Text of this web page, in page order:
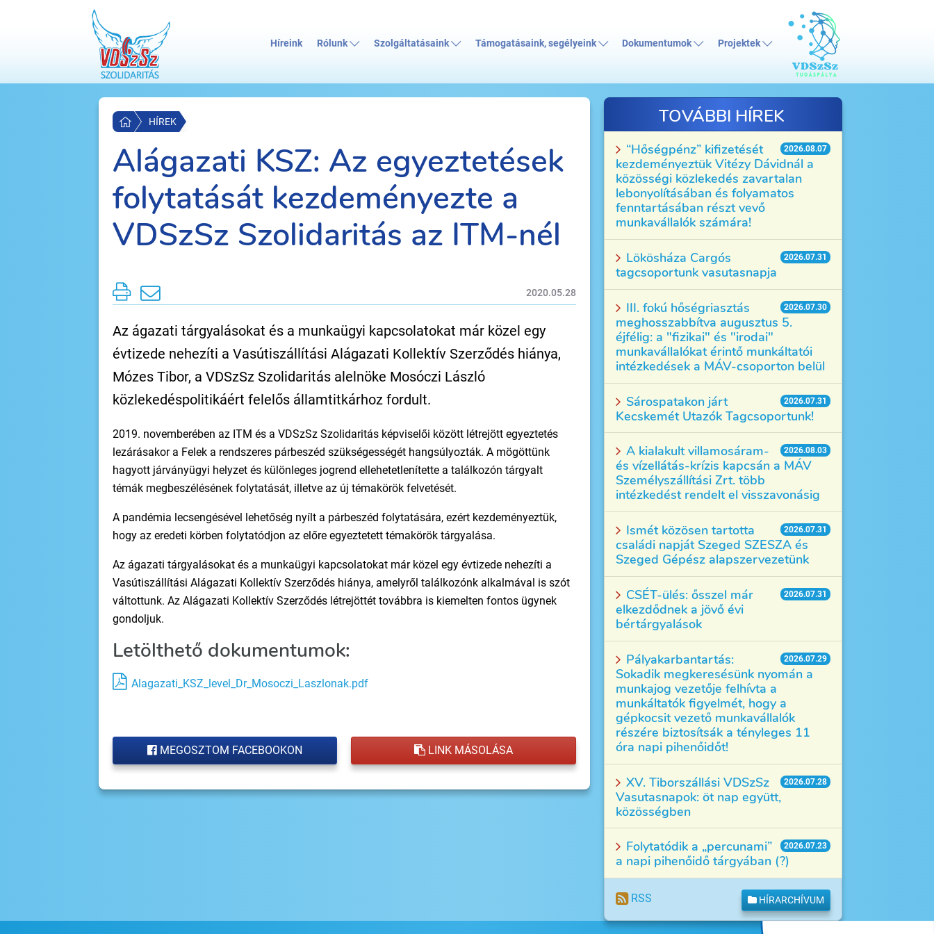
Híreink Rólunk Szolgáltatásaink Támogatásaink, segélyeink Dokumentumok Projektek
HÍREK
Alágazati KSZ: Az egyeztetések
folytatását kezdeményezte a
VDSzSz Szolidaritás az ITM-nél
2020.05.28
Az ágazati tárgyalásokat és a munkaügyi kapcsolatokat már közel egy
évtizede nehezíti a Vasútiszállítási Alágazati Kollektív Szerződés hiánya,
Mózes Tibor, a VDSzSz Szolidaritás alelnöke Mosóczi László
közlekedéspolitikáért felelős államtitkárhoz fordult.
2019. novemberében az ITM és a VDSzSz Szolidaritás képviselői között létrejött egyeztetés
lezárásakor a Felek a rendszeres párbeszéd szükségességét hangsúlyozták. A mögöttünk
hagyott járványügyi helyzet és különleges jogrend ellehetetlenítette a találkozón tárgyalt
témák megbeszélésének folytatását, illetve az új témakörök felvetését.
A pandémia lecsengésével lehetőség nyílt a párbeszéd folytatására, ezért kezdeményeztük,
hogy az eredeti körben folytatódjon az előre egyeztetett témakörök tárgyalása.
Az ágazati tárgyalásokat és a munkaügyi kapcsolatokat már közel egy évtizede nehezíti a
Vasútiszállítási Alágazati Kollektív Szerződés hiánya, amelyről találkozónk alkalmával is szót
váltottunk. Az Alágazati Kollektív Szerződés létrejöttét továbbra is kiemelten fontos ügynek
gondoljuk.
Letölthető dokumentumok:
Alagazati_KSZ_level_Dr_Mosoczi_Laszlonak.pdf
MEGOSZTOM FACEBOOKON LINK MÁSOLÁSA
TOVÁBBI HÍREK
2026.08.07
“Hőségpénz” kifizetését
kezdeményeztük Vitézy Dávidnál a
közösségi közlekedés zavartalan
lebonyolításában és folyamatos
fenntartásában részt vevő
munkavállalók számára!
2026.07.31
Lökösháza Cargós
tagcsoportunk vasutasnapja
2026.07.30
III. fokú hőségriasztás
meghosszabbítva augusztus 5.
éjfélig: a "fizikai" és "irodai"
munkavállalókat érintő munkáltatói
intézkedések a MÁV-csoporton belül
2026.07.31
Sárospatakon járt
Kecskemét Utazók Tagcsoportunk!
2026.08.03
A kialakult villamosáram-
és vízellátás-krízis kapcsán a MÁV
Személyszállítási Zrt. több
intézkedést rendelt el visszavonásig
2026.07.31
Ismét közösen tartotta
családi napját Szeged SZESZA és
Szeged Gépész alapszervezetünk
2026.07.31
CSÉT-ülés: ősszel már
elkezdődnek a jövő évi
bértárgyalások
2026.07.29
Pályakarbantartás:
Sokadik megkeresésünk nyomán a
munkajog vezetője felhívta a
munkáltatók figyelmét, hogy a
gépkocsit vezető munkavállalók
részére biztosítsák a tényleges 11
óra napi pihenőidőt!
2026.07.28
XV. Tiborszállási VDSzSz
Vasutasnapok: öt nap együtt,
közösségben
2026.07.23
Folytatódik a „percunami”
a napi pihenőidő tárgyában (?)
RSS HÍRARCHÍVUM